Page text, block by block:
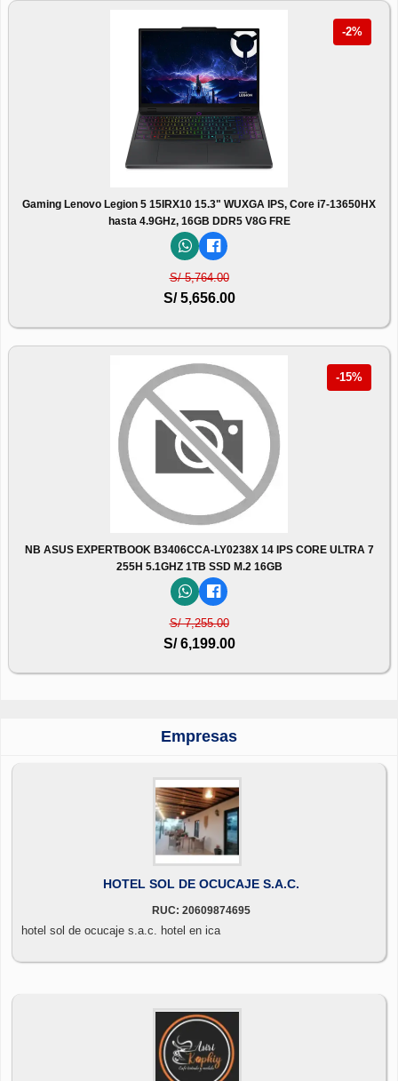
-2%
Gaming Lenovo Legion 5 15IRX10 15.3" WUXGA IPS, Core i7-13650HX
hasta 4.9GHz, 16GB DDR5 V8G FRE
S/ 5,764.00
S/ 5,656.00
-15%
NB ASUS EXPERTBOOK B3406CCA-LY0238X 14 IPS CORE ULTRA 7
255H 5.1GHZ 1TB SSD M.2 16GB
S/ 7,255.00
S/ 6,199.00
Empresas
HOTEL SOL DE OCUCAJE S.A.C.
RUC: 20609874695
hotel sol de ocucaje s.a.c. hotel en ica